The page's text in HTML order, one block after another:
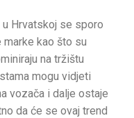
u Hrvatskoj se sporo
kao što su
na tržištu
mogu vidjeti
vozača i dalje ostaje
da će se ovaj trend